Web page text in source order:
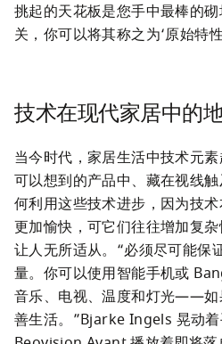
挑起的天花板是您手中最棒的
关，你可以将其称之为‘原始特
技术在现代家居中的
当今时代，家居生活中技术元
可以想到的产品中、藏在视线
何利用这些技术进步，因为技术
更加愉快，可它们往往增加复
让人无所适从。“必须尽可能保
量。你可以使用智能手机或
音乐、电视、温度和灯光——如
善生活。”Bjarke Ingels 晃动着